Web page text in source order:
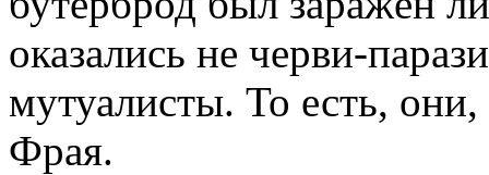
оказались не черви-
мутуалисты. То есть,
Фрая.